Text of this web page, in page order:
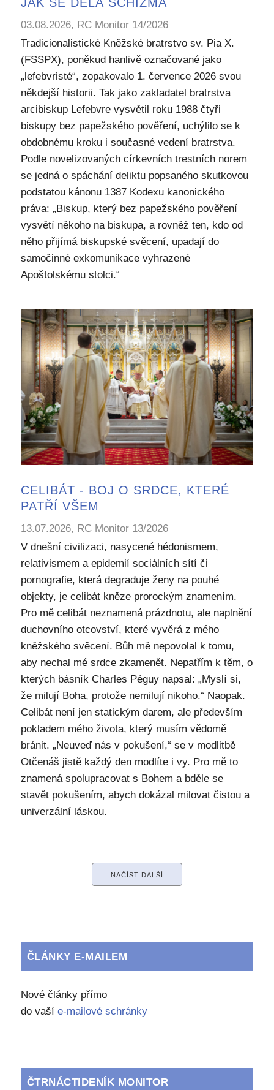
JAK SE DĚLÁ SCHIZMA
03.08.2026, RC Monitor 14/2026
Tradicionalistické Kněžské bratrstvo sv. Pia X.
(FSSPX), poněkud hanlivě označované jako
„lefebvristé“, zopakovalo 1. července 2026 svou
někdejší historii. Tak jako zakladatel bratrstva
arcibiskup Lefebvre vysvětil roku 1988 čtyři
biskupy bez papežského pověření, uchýlilo se k
obdobnému kroku i současné vedení bratrstva.
Podle novelizovaných církevních trestních norem
se jedná o spáchání deliktu popsaného skutkovou
podstatou kánonu 1387 Kodexu kanonického
práva: „Biskup, který bez papežského pověření
vysvětí někoho na biskupa, a rovněž ten, kdo od
něho přijímá biskupské svěcení, upadají do
samočinné exkomunikace vyhrazené
Apoštolskému stolci.“
CELIBÁT - BOJ O SRDCE, KTERÉ
PATŘÍ VŠEM
13.07.2026, RC Monitor 13/2026
V dnešní civilizaci, nasycené hédonismem,
relativismem a epidemií sociálních sítí či
pornografie, která degraduje ženy na pouhé
objekty, je celibát kněze prorockým znamením.
Pro mě celibát neznamená prázdnotu, ale naplnění
duchovního otcovství, které vyvěrá z mého
kněžského svěcení. Bůh mě nepovolal k tomu,
aby nechal mé srdce zkamenět. Nepatřím k těm, o
kterých básník Charles Péguy napsal: „Myslí si,
že milují Boha, protože nemilují nikoho.“ Naopak.
Celibát není jen statickým darem, ale především
pokladem mého života, který musím vědomě
bránit. „Neuveď nás v pokušení,“ se v modlitbě
Otčenáš jistě každý den modlíte i vy. Pro mě to
znamená spolupracovat s Bohem a bděle se
stavět pokušením, abych dokázal milovat čistou a
univerzální láskou.
NAČÍST DALŠÍ
ČLÁNKY E-MAILEM
Nové články přímo
do vaší e-mailové schránky
ČTRNÁCTIDENÍK MONITOR